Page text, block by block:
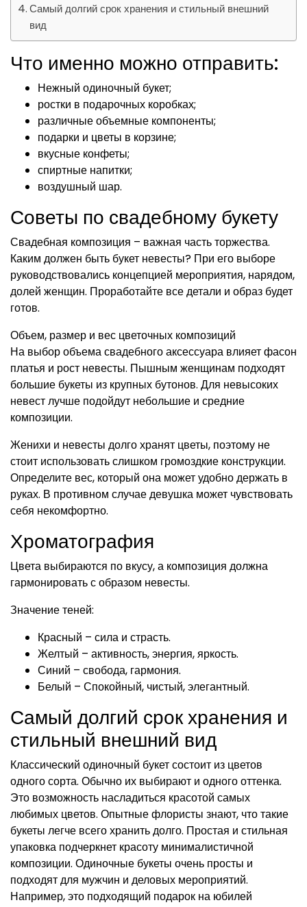
Самый долгий срок хранения и стильный внешний
вид
Что именно можно отправить:
Нежный одиночный букет;
ростки в подарочных коробках;
различные объемные компоненты;
подарки и цветы в корзине;
вкусные конфеты;
спиртные напитки;
воздушный шар.
Советы по свадебному букету
Свадебная композиция – важная часть торжества.
Каким должен быть букет невесты? При его выборе
руководствовались концепцией мероприятия, нарядом,
долей женщин. Проработайте все детали и образ будет
готов.
Объем, размер и вес цветочных композиций
На выбор объема свадебного аксессуара влияет фасон
платья и рост невесты. Пышным женщинам подходят
большие букеты из крупных бутонов. Для невысоких
невест лучше подойдут небольшие и средние
композиции.
Женихи и невесты долго хранят цветы, поэтому не
стоит использовать слишком громоздкие конструкции.
Определите вес, который она может удобно держать в
руках. В противном случае девушка может чувствовать
себя некомфортно.
Хроматография
Цвета выбираются по вкусу, а композиция должна
гармонировать с образом невесты.
Значение теней:
Красный – сила и страсть.
Желтый – активность, энергия, яркость.
Синий – свобода, гармония.
Белый – Спокойный, чистый, элегантный.
Самый долгий срок хранения и
стильный внешний вид
Классический одиночный букет состоит из цветов
одного сорта. Обычно их выбирают и одного оттенка.
Это возможность насладиться красотой самых
любимых цветов. Опытные флористы знают, что такие
букеты легче всего хранить долго. Простая и стильная
упаковка подчеркнет красоту минималистичной
композиции. Одиночные букеты очень просты и
подходят для мужчин и деловых мероприятий.
Например, это подходящий подарок на юбилей